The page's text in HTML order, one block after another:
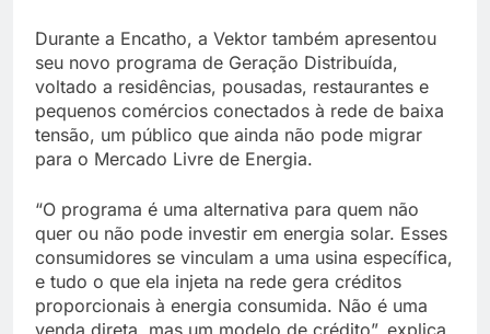
Durante a Encatho, a Vektor também apresentou
seu novo programa de Geração Distribuída,
voltado a residências, pousadas, restaurantes e
pequenos comércios conectados à rede de baixa
tensão, um público que ainda não pode migrar
para o Mercado Livre de Energia.
“O programa é uma alternativa para quem não
quer ou não pode investir em energia solar. Esses
consumidores se vinculam a uma usina específica,
e tudo o que ela injeta na rede gera créditos
proporcionais à energia consumida. Não é uma